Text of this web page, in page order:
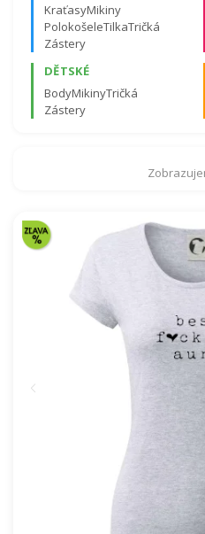
nepredlžuje odoslanie!
KraťasyMikiny
PolokošeleTilkaTričká
Zástery
DĚTSKÉ
BodyMikinyTričká
Zástery